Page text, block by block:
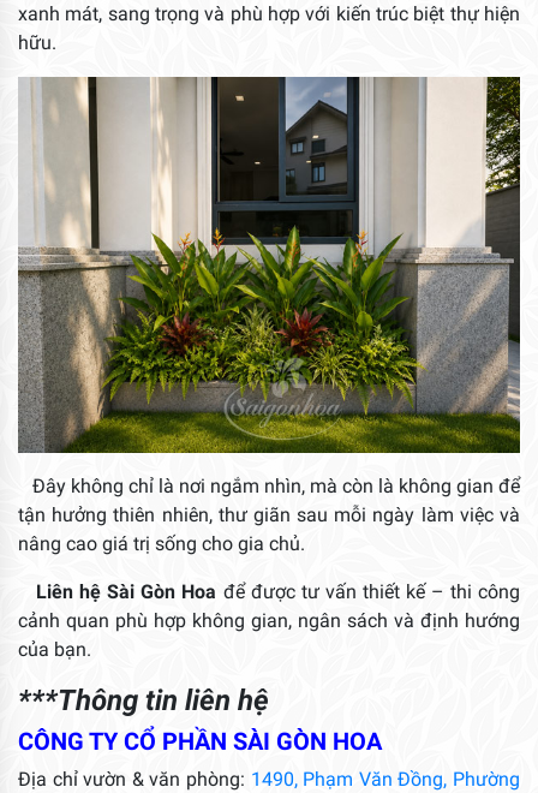
xanh mát, sang trọng và phù hợp với kiến trúc biệt thự hiện
hữu.
Đây không chỉ là nơi ngắm nhìn, mà còn là không gian để
tận hưởng thiên nhiên, thư giãn sau mỗi ngày làm việc và
nâng cao giá trị sống cho gia chủ.
Liên hệ Sài Gòn Hoa để được tư vấn thiết kế – thi công
cảnh quan phù hợp không gian, ngân sách và định hướng
của bạn.
***Thông tin liên hệ
CÔNG TY CỔ PHẦN SÀI GÒN HOA
Địa chỉ vườn & văn phòng: 1490, Phạm Văn Đồng, Phường